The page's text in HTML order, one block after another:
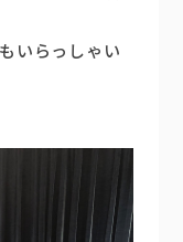
いらっしゃい